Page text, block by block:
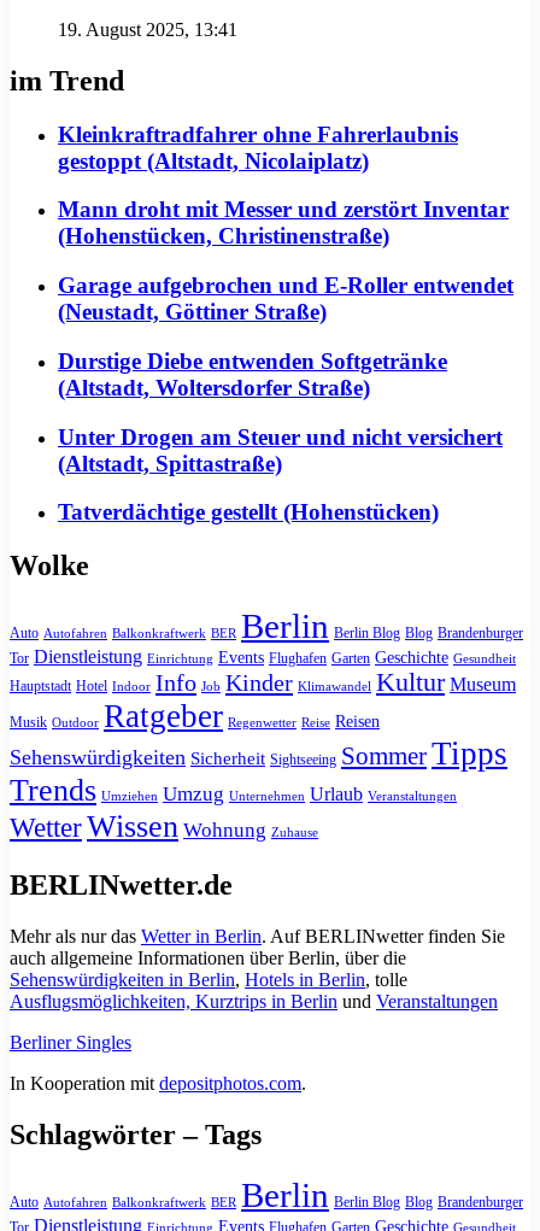
19. August 2025, 13:41
im Trend
Kleinkraftradfahrer ohne Fahrerlaubnis
gestoppt (Altstadt, Nicolaiplatz)
Mann droht mit Messer und zerstört Inventar
(Hohenstücken, Christinenstraße)
Garage aufgebrochen und E-Roller entwendet
(Neustadt, Göttiner Straße)
Durstige Diebe entwenden Softgetränke
(Altstadt, Woltersdorfer Straße)
Unter Drogen am Steuer und nicht versichert
(Altstadt, Spittastraße)
Tatverdächtige gestellt (Hohenstücken)
Wolke
Auto Autofahren Balkonkraftwerk BER Berlin Berlin Blog Blog Brandenburger
Tor Dienstleistung Einrichtung Events Flughafen Garten Geschichte Gesundheit
Hauptstadt Hotel Indoor Info Job Kinder Klimawandel Kultur Museum
Musik Outdoor Ratgeber Regenwetter Reise Reisen
Sehenswürdigkeiten Sicherheit Sightseeing SommerTipps
Trends Umziehen Umzug Unternehmen Urlaub Veranstaltungen
WetterWissen Wohnung Zuhause
BERLINwetter.de
Mehr als nur das Wetter in Berlin. Auf BERLINwetter finden Sie
auch allgemeine Informationen über Berlin, über die
Sehenswürdigkeiten in Berlin, Hotels in Berlin, tolle
Ausflugsmöglichkeiten, Kurztrips in Berlin und Veranstaltungen
Berliner Singles
In Kooperation mit depositphotos.com.
Schlagwörter – Tags
Auto Autofahren Balkonkraftwerk BER Berlin Berlin Blog Blog Brandenburger
Tor Dienstleistung Einrichtung Events Flughafen Garten Geschichte Gesundheit